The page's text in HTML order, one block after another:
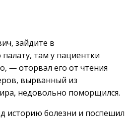
зайдите в
там у пациентки
— оторвал его от чтения
вырванный из
недовольно поморщился.
историю болезни и поспешил